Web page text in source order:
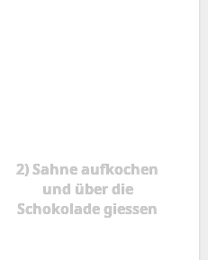
2) Sahne aufkochen
und über die
Schokolade giessen